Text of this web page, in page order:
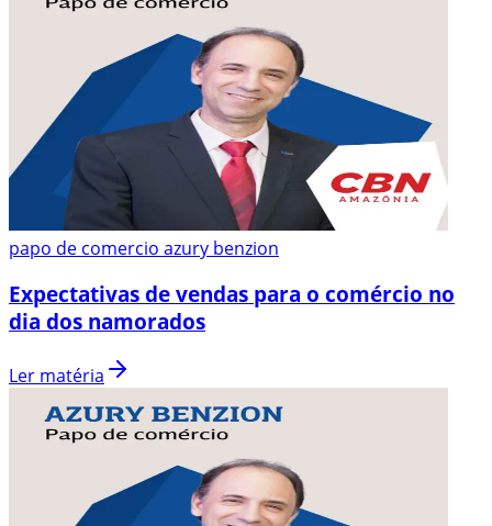
papo de comercio azury benzion
Expectativas de vendas para o comércio no
dia dos namorados
Ler matéria